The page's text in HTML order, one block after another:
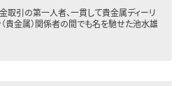
取引の第一人者、一貫して貴金属ディーリ
貴金属）関係者の間でも名を馳せた池水雄